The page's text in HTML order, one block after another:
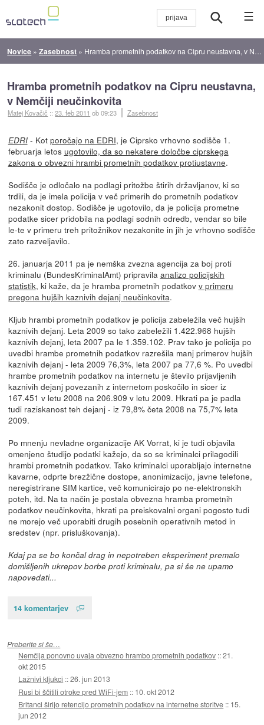
☰
Novice »Zasebnost » Hramba prometnih podatkov na Cipru neustavna, v Nemčiji neučinkovita
Hramba prometnih podatkov na Cipru neustavna,
v Nemčiji neučinkovita
Matej Kovačič ::23. feb 2011 ob 09:23 Zasebnost
EDRI- Kot poročajo na EDRI, je Ciprsko vrhovno sodišče 1.
februarja letos ugotovilo, da so nekatere določbe ciprskega
zakona o obvezni hrambi prometnih podatkov protiustavne.
Sodišče je odločalo na podlagi pritožbe štirih državljanov, ki so
trdili, da je imela policija v več primerih do prometnih podatkov
nezakonit dostop. Sodišče je ugotovilo, da je policija prometne
podatke sicer pridobila na podlagi sodnih odredb, vendar so bile
le-te v primeru treh pritožnikov nezakonite in jih je vrhovno sodišče
zato razveljavilo.
26. januarja 2011 pa je nemška zvezna agencija za boj proti
kriminalu (BundesKriminalAmt) pripravila analizo policijskih
statistik, ki kaže, da je hramba prometnih podatkov v primeru
pregona hujših kaznivih dejanj neučinkovita.
Kljub hrambi prometnih podatkov je policija zabeležila več hujših
kaznivih dejanj. Leta 2009 so tako zabeležili 1.422.968 hujših
kaznivih dejanj, leta 2007 pa le 1.359.102. Prav tako je policija po
uvedbi hrambe prometnih podatkov razrešila manj primerov hujših
kaznivih dejanj - leta 2009 76,3%, leta 2007 pa 77,6 %. Po uvedbi
hrambe prometnih podatkov na internetu je število prijavljenih
kaznivih dejanj povezanih z internetom poskočilo in sicer iz
167.451 v letu 2008 na 206.909 v letu 2009. Hkrati pa je padla
tudi raziskanost teh dejanj - iz 79,8% četa 2008 na 75,7% leta
2009.
Po mnenju nevladne organizacije AK Vorrat, ki je tudi objavila
omenjeno študijo podatki kažejo, da so se kriminalci prilagodili
hrambi prometnih podatkov. Tako kriminalci uporabljajo internetne
kavarne, odprte brezžične dostope, anonimizacijo, javne telefone,
neregistrirane SIM kartice, več komunicirajo po ne-elektronskih
poteh, itd. Na ta način je postala obvezna hramba prometnih
podatkov neučinkovita, hkrati pa preiskovalni organi pogosto tudi
ne morejo več uporabiti drugih posebnih operativnih metod in
sredstev (npr. prisluškovanja).
Kdaj pa se bo končal drag in nepotreben eksperiment premalo
domišljenih ukrepov borbe proti kriminalu, pa si še ne upamo
napovedati...
14 komentarjev
Preberite si še…
Nemčija ponovno uvaja obvezno hrambo prometnih podatkov ::21.
okt 2015
Lažnivi kljukci ::26. jun 2013
Rusi bi ščitili otroke pred WiFi-jem :: 10. okt 2012
Britanci širijo retencijo prometnih podatkov na internetne storitve :: 15.
jun 2012